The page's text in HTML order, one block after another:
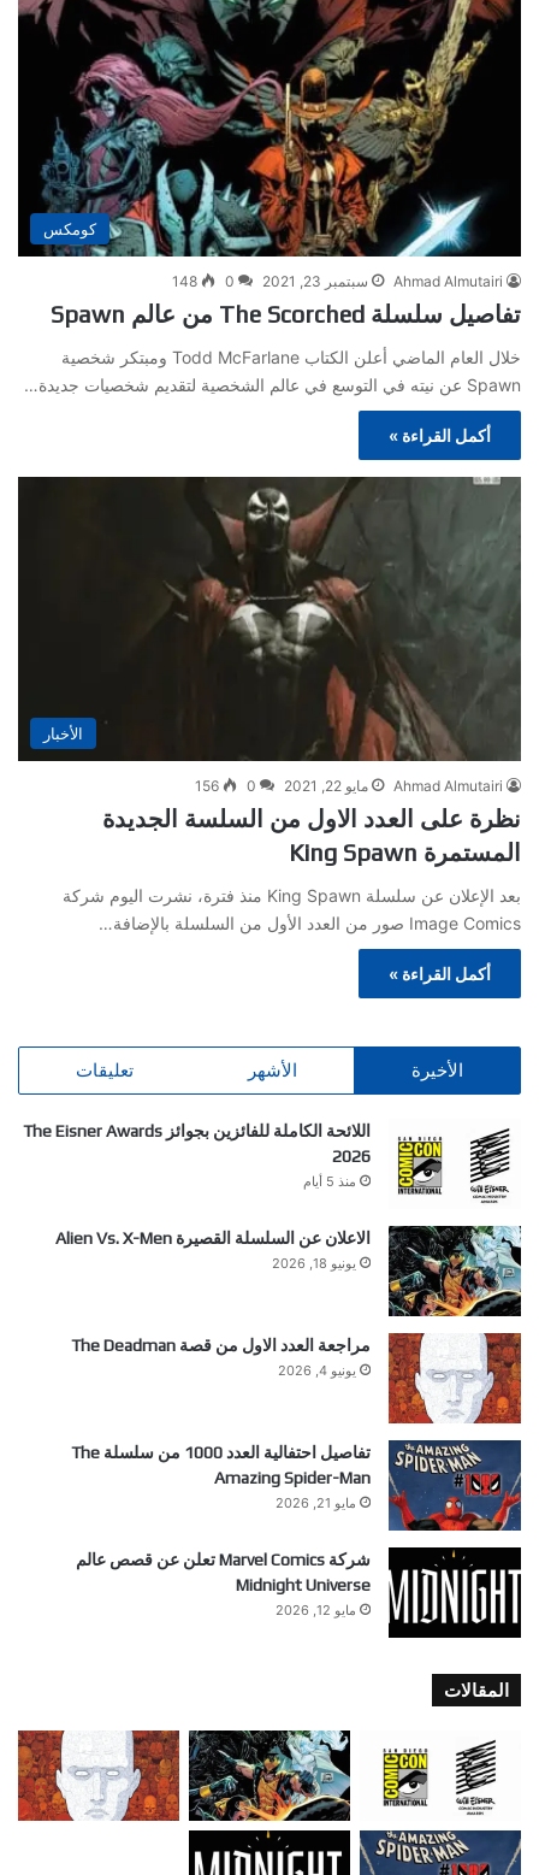
كومكس
Ahmad Almutairi سبتمبر 23, 2021 0
148
تفاصيل سلسلة The Scorched من عالم Spawn
خلال العام الماضي أعلن الكتاب Todd McFarlane ومبتكر شخصية
Spawn عن نيته في التوسع في عالم الشخصية لتقديم شخصيات جديدة…
أكمل القراءة »
الأخبار
Ahmad Almutairi مايو 22, 2021 0
156
نظرة على العدد الاول من السلسة الجديدة
المستمرة King Spawn
بعد الإعلان عن سلسلة King Spawn منذ فترة، نشرت اليوم شركة
Image Comics صور من العدد الأول من السلسلة بالإضافة…
أكمل القراءة »
الأخيرة الأشهر تعليقات
اللائحة الكاملة للفائزين بجوائز The Eisner Awards
2026
منذ 5 أيام
الاعلان عن السلسلة القصيرة Alien Vs. X-Men
يونيو 18, 2026
مراجعة العدد الاول من قصة The Deadman
يونيو 4, 2026
تفاصيل احتفالية العدد 1000 من سلسلة The
Amazing Spider-Man
مايو 21, 2026
شركة Marvel Comics تعلن عن قصص عالم
Midnight Universe
مايو 12, 2026
المقالات